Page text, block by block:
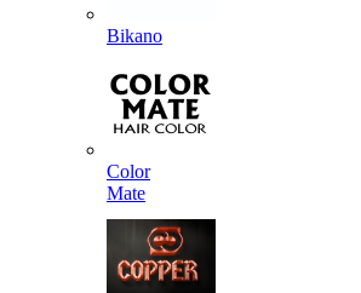
Bikano
Color
Mate